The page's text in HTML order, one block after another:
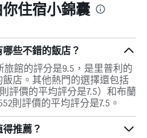
住宿小錦囊
些不錯的飯店？
旅館的評分是9.5，是里普利的
店。其他熱門的選擇還包括
評價的平均評分是7.5）和布蘭
則評價的平均評分是7.5。
推薦？